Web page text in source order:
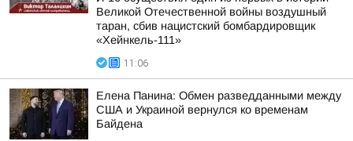
Великой Отечественной войны воздушный
таран, сбив нацистский бомбардировщик
«Хейнкель-111»
11:06
Елена Панина: Обмен разведданными между
США и Украиной вернулся ко временам
Байдена